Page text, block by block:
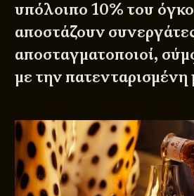
υπόλοιπο 10% του
αποστάζουν
αποσταγματοποιοί,
με την πατενταρισμένη